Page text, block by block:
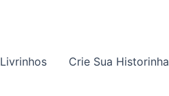
Livrinhos Crie Sua Historinha